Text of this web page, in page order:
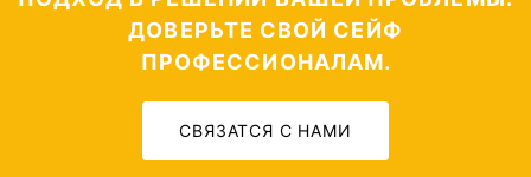
ДОВЕРЬТЕ СВОЙ СЕЙФ
ПРОФЕССИОНАЛАМ.
СВЯЗАТСЯ С НАМИ